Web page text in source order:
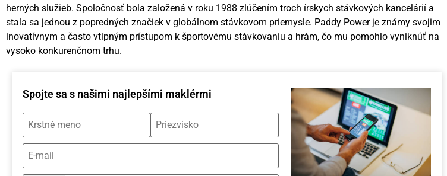
herných služieb. Spoločnosť bola založená v roku 1988 zlúčením troch írskych stávkových kancelárií a
stala sa jednou z popredných značiek v globálnom stávkovom priemysle. Paddy Power je známy svojim
inovatívnym a často vtipným prístupom k športovému stávkovaniu a hrám, čo mu pomohlo vyniknúť na
vysoko konkurenčnom trhu.
Spojte sa s našimi najlepšími maklérmi